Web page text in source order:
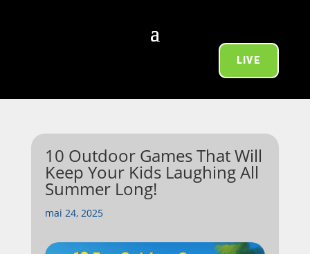
LIVE
10 Outdoor Games That Will
Keep Your Kids Laughing All
Summer Long!
mai 24, 2025